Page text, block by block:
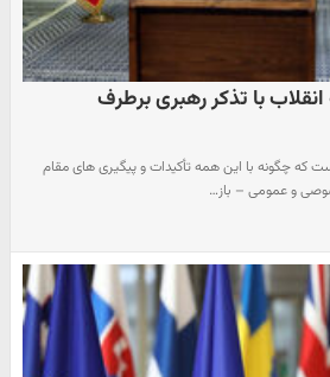
با تذکر رهبری برطرف
چگونه با این همه تأکیدات و پیگیری های مقام
و عمومی – باز…